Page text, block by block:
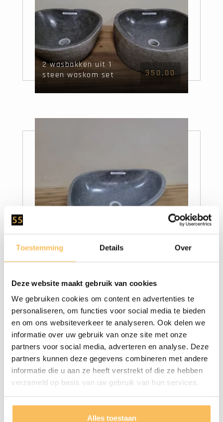
Toestemming Details Over
Deze website maakt gebruik van cookies
We gebruiken cookies om content en advertenties te
personaliseren, om functies voor social media te bieden
en om ons websiteverkeer te analyseren. Ook delen we
informatie over uw gebruik van onze site met onze
partners voor social media, adverteren en analyse. Deze
partners kunnen deze gegevens combineren met andere
informatie die u aan ze heeft verstrekt of die ze hebben
verzameld op basis van uw gebruik van hun services.
Alles toestaan
2 wasbakken uit 1
steen waskom set
350,00
Waskom natuursteen
FL21856 - 53x39x15cm
195,00